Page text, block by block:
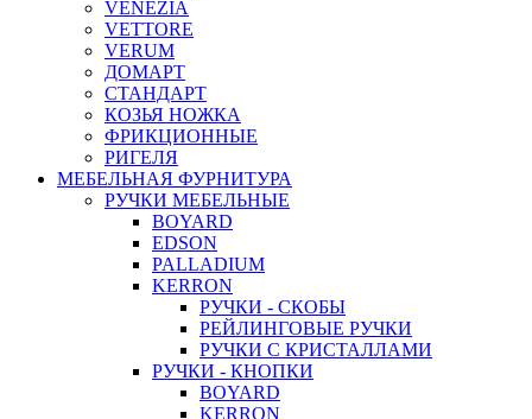
VENEZIA
VETTORE
VERUM
ДОМАРТ
СТАНДАРТ
КОЗЬЯ НОЖКА
ФРИКЦИОННЫЕ
РИГЕЛЯ
МЕБЕЛЬНАЯ ФУРНИТУРА
РУЧКИ МЕБЕЛЬНЫЕ
BOYARD
EDSON
PALLADIUM
KERRON
РУЧКИ - СКОБЫ
РЕЙЛИНГОВЫЕ РУЧКИ
РУЧКИ С КРИСТАЛЛАМИ
РУЧКИ - КНОПКИ
BOYARD
KERRON